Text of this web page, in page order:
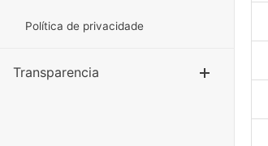
Política de privacidade
Transparencia